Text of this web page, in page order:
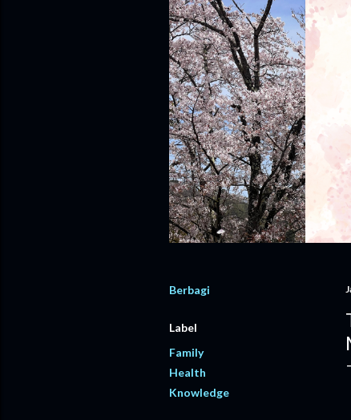
Berbagi
Label
Family
Health
Knowledge